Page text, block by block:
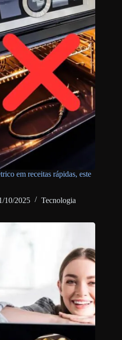
em receitas rápidas, este
10/2025 Tecnologia